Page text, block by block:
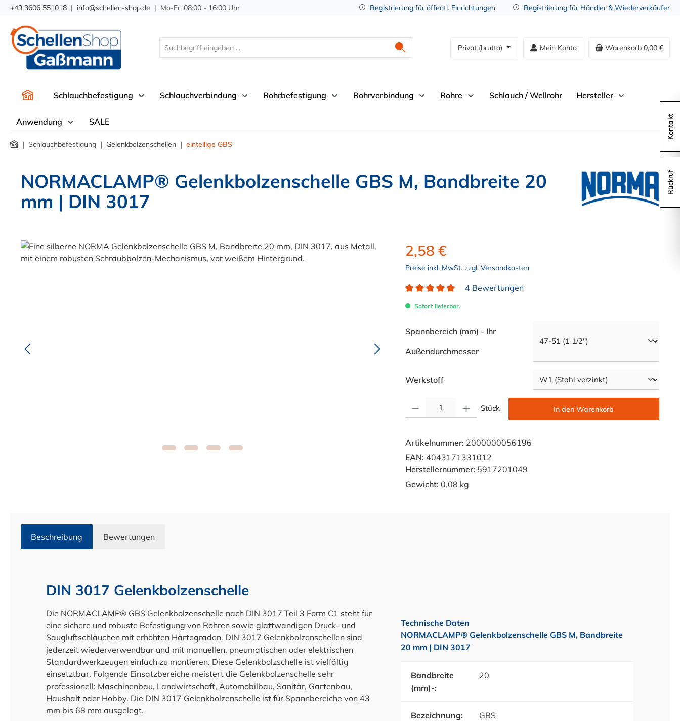
Zur Hauptnavigation springen
+49 3606 551018 | info@schellen-shop.de | Mo-Fr, 08:00 - 16:00 Uhr Registrierung für öffentl. Einrichtungen Registrierung für Händler & Wiederverkäufer
Privat (brutto) Mein Konto Warenkorb 0,00 €
Schlauchbefestigung Schlauchverbindung Rohrbefestigung Rohrverbindung Rohre Schlauch / Wellrohr Hersteller
Anwendung SALE
| Schlauchbefestigung | Gelenkbolzenschellen | einteilige GBS
NORMACLAMP® Gelenkbolzenschelle GBS M, Bandbreite 20
mm | DIN 3017
Bildergalerie überspringen 2,58 €
Preise inkl. MwSt. zzgl. Versandkosten
4 Bewertungen
Sofort lieferbar.
Spannbereich (mm) - Ihr
Außendurchmesserauswählen
Werkstoffauswählen
Stück In den Warenkorb
Artikelnummer: 2000000056196
EAN: 4043171331012
Herstellernummer: 5917201049
Gewicht: 0,08 kg
Beschreibung Bewertungen
DIN 3017 Gelenkbolzenschelle
Die NORMACLAMP® GBS Gelenkbolzenschelle nach DIN 3017 Teil 3 Form C1 steht für
eine sichere und robuste Befestigung von Rohren sowie glattwandigen Druck- und
Saugluftschläuchen mit erhöhten Härtegraden. DIN 3017 Gelenkbolzenschellen sind
jederzeit wiederverwendbar und mit manuellen, pneumatischen oder elektrischen
Standardwerkzeugen einfach zu montieren. Diese Gelenkbolzschelle ist vielfältig
einsetztbar. Folgende Einsatzbereiche meistert die Gelenkbolzenschelle sehr
professionell: Maschinenbau, Landwirtschaft, Automobilbau, Sanitär, Gartenbau,
Haushalt oder Hobby. Die DIN 3017 Gelenkbolzenschelle ist für Spannbereiche von 43
mm bis 68 mm ausgelegt.
Technische Daten
NORMACLAMP® Gelenkbolzenschelle GBS M, Bandbreite
20 mm | DIN 3017
Bandbreite
(mm)-:
20
Bezeichnung: GBS
Kontakt
Rückruf